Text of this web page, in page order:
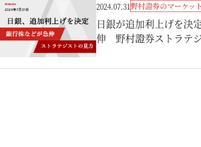
2024.07.31野村證券のマーケッ
日銀が追加利上げを
伸 野村證券ストラテ